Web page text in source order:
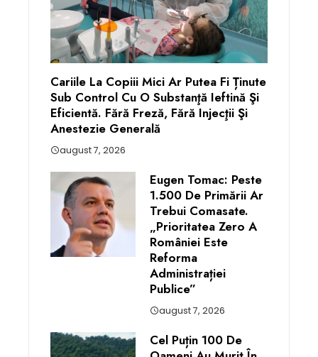
Cariile La Copiii Mici Ar Putea Fi Ținute
Sub Control Cu O Substanţă Ieftină Şi
Eficientă. Fără Freză, Fără Injecţii Şi
Anestezie Generală
august 7, 2026
Eugen Tomac: Peste
1.500 De Primării Ar
Trebui Comasate.
„Prioritatea Zero A
României Este
Reforma
Administrației
Publice”
august 7, 2026
Cel Puțin 100 De